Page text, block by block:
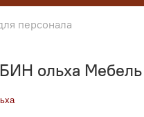
персонала
ольха Мебель